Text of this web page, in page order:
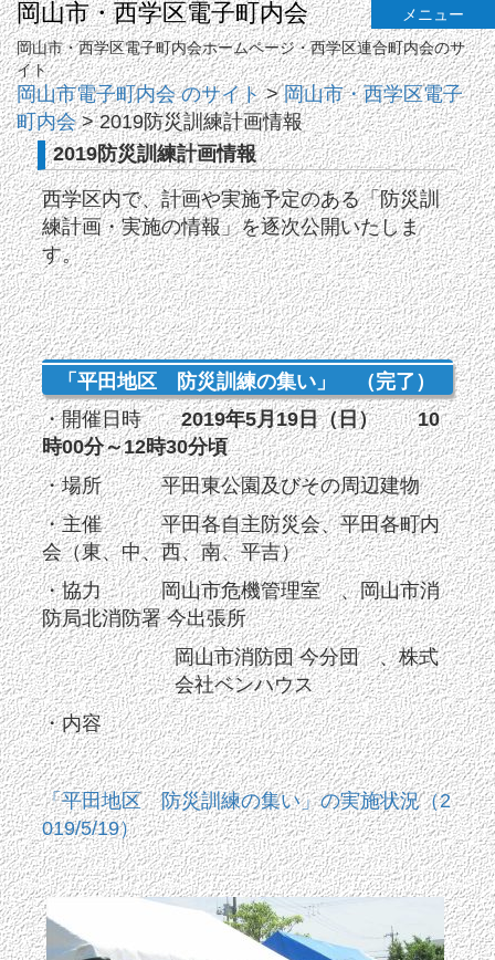
岡山市・西学区電子町内会
メニュー
岡山市・西学区電子町内会ホームページ・西学区連合町内会のサ
イト
岡山市電子町内会 のサイト>岡山市・西学区電子
町内会>2019防災訓練計画情報
2019防災訓練計画情報
西学区内で、計画や実施予定のある「防災訓
練計画・実施の情報」を逐次公開いたしま
す。
「平田地区 防災訓練の集い」 （完了）
・開催日時2019年5月19日（日） 10
時00分～12時30分頃
・場所 平田東公園及びその周辺建物
・主催 平田各自主防災会、平田各町内
会（東、中、西、南、平吉）
・協力 岡山市危機管理室 、岡山市消
防局北消防署 今出張所
岡山市消防団 今分団 、株式
会社ベンハウス
・内容
「平田地区 防災訓練の集い」の実施状況（2
019/5/19）